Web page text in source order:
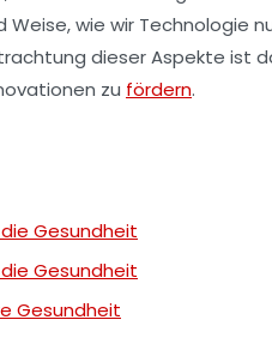
Weise, wie wir Technologie
dieser Aspekte ist
zu fördern.
Gesundheit
Gesundheit
Gesundheit